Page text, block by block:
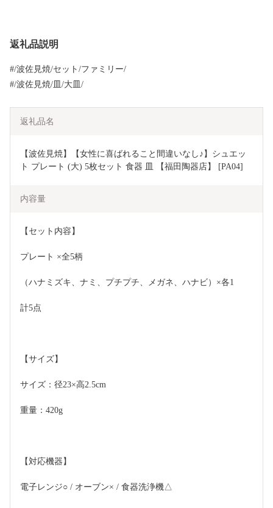
返礼品説明
#/波佐見焼/セット/ファミリー/
#/波佐見焼/皿/大皿/
返礼品名
【波佐見焼】【女性に喜ばれること間違いなし♪】シュエッ
ト プレート (大) 5枚セット 食器 皿 【福田陶器店】 [PA04]
内容量
【セット内容】
プレート ×全5柄
（ハナミズキ、ナミ、プチプチ、メガネ、ハナビ）×各1
計5点
【サイズ】
サイズ：径23×高2.5cm
重量：420g
【対応機器】
電子レンジ○ / オーブン× / 食器洗浄機△